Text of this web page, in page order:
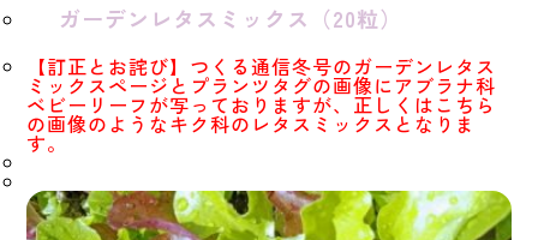
ガーデンレタスミックス（20粒）
【訂正とお詫び】つくる通信冬号のガーデンレタス
ミックスページとプランツタグの画像にアブラナ科
ベビーリーフが写っておりますが、正しくはこちら
の画像のようなキク科のレタスミックスとなりま
す。